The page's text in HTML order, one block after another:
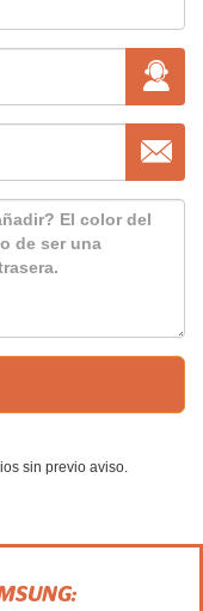
sin previo aviso.